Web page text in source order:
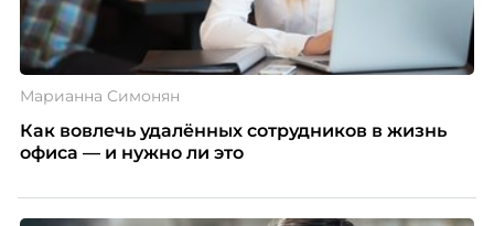
Марианна Симонян
Как вовлечь удалённых сотрудников в жизнь
офиса — и нужно ли это